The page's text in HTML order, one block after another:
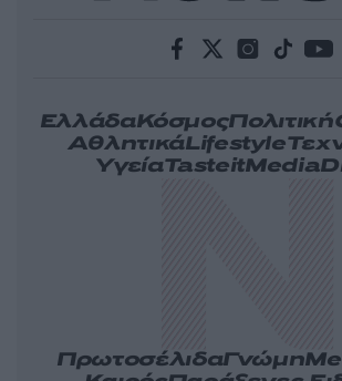
ΕλλάδαΚόσμοςΠολιτική
ΑθλητικάLifestyle
ΥγείαTasteitMedia
ΠρωτοσέλιδαΓνώμη